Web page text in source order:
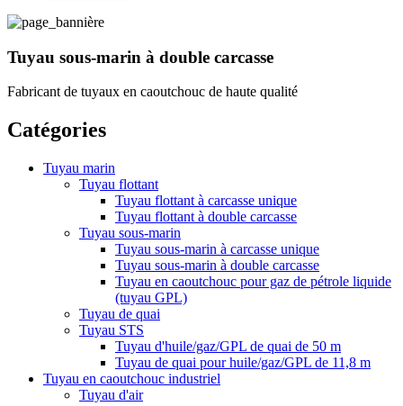
Tuyau sous-marin à double carcasse
Fabricant de tuyaux en caoutchouc de haute qualité
Catégories
Tuyau marin
Tuyau flottant
Tuyau flottant à carcasse unique
Tuyau flottant à double carcasse
Tuyau sous-marin
Tuyau sous-marin à carcasse unique
Tuyau sous-marin à double carcasse
Tuyau en caoutchouc pour gaz de pétrole liquide
(tuyau GPL)
Tuyau de quai
Tuyau STS
Tuyau d'huile/gaz/GPL de quai de 50 m
Tuyau de quai pour huile/gaz/GPL de 11,8 m
Tuyau en caoutchouc industriel
Tuyau d'air